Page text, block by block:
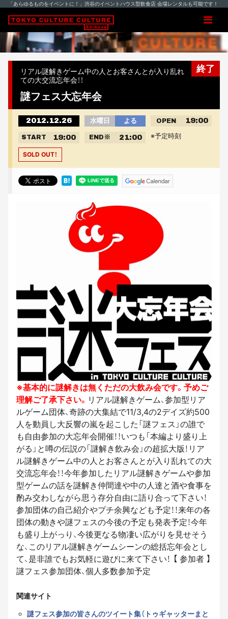
「あらゆるものをイベントに！」渋谷のイベントハウス型飲食店 会場レンタルも可能です！
終了
リアル謎解きゲーム中の人とお客さんとが入り乱れ
ての大交流忘年会！！
謎フェス大忘年会
2012.12.26 水曜日 よる OPEN 19:00
START 19:00 END ※ 21:00 ※予定時刻
SOLD OUT！
※基本的に謎解きは無くただの大飲み会です。予めご
理解ご了承下さい。 リアル謎解きゲーム、参加型リア
ルゲーム団体、奇跡の大集結で11/3,4の2デイズ約500
人を動員し大反響の嵐を起こした「謎フェス」の誰で
も自由参加の大忘年会開催！！いつも「本編より盛り上
がる」と噂の伝説の「謎解き飲み会」の超拡大版！リア
ル謎解きゲーム中の人とお客さんとが入り乱れての大
交流忘年会！！今年参加したリアル謎解きゲームや参加
型ゲームの話を謎解き仲間達や中の人達と酒や食事を
酌み交わしながら思う存分自由に語り合って下さい！
参加団体の自己紹介やプチ余興なども予定！！来年の各
団体の動きや謎フェスの今後の予定も発表予定！今年
も盛り上がっり、今後更なる物凄い広がりを見せそう
な、このリアル謎解きゲームシーンの総括忘年会とし
て、是非誰でもお気軽に遊びに来て下さい！ 【 参加者 】
謎フェス参加団体、個人多数参加予定
関連サイト
謎フェス参加の皆さんのツイート集（トゥギャッターまと